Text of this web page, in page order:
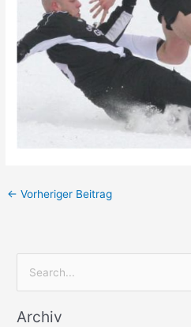
← Vorheriger Beitrag
c
Archiv